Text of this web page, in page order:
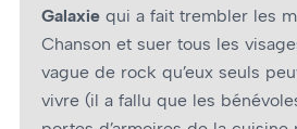
Galaxie qui a fait trembler les
Chanson et suer tous les
vague de rock qu’eux seuls
vivre (il a fallu que les